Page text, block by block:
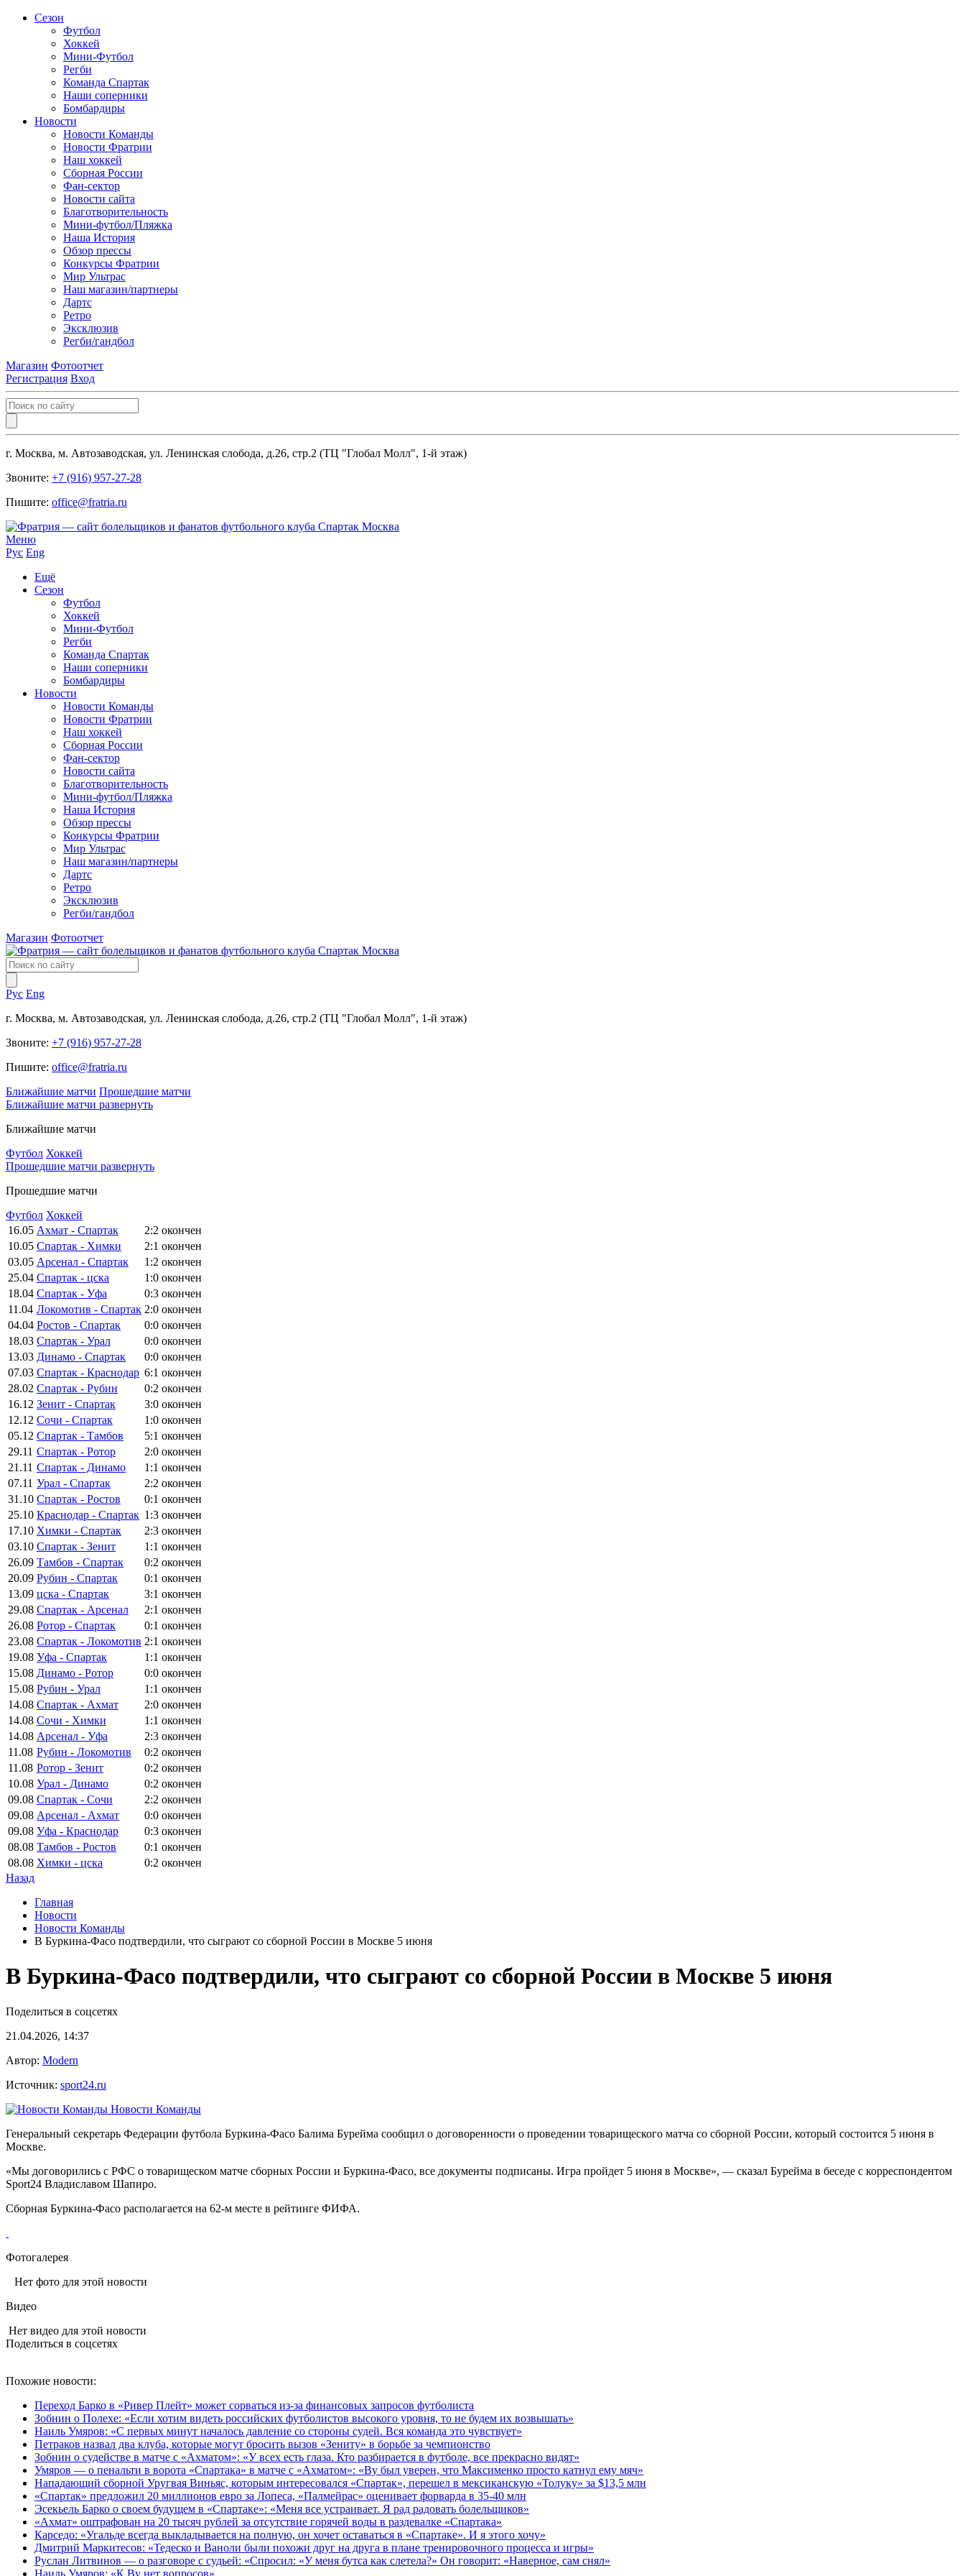
Сезон
Футбол
Хоккей
Мини-Футбол
Регби
Команда Спартак
Наши соперники
Бомбардиры
Новости
Новости Команды
Новости Фратрии
Наш хоккей
Сборная России
Фан-cектор
Новости сайта
Благотворительность
Мини-футбол/Пляжка
Наша История
Обзор прессы
Конкурсы Фратрии
Мир Ультрас
Наш магазин/партнеры
Дартс
Ретро
Эксклюзив
Регби/гандбол
Магазин Фотоотчет
Регистрация Вход
г. Москва, м. Автозаводская, ул. Ленинская слобода, д.26, стр.2 (ТЦ "Глобал Молл", 1-й этаж)
Звоните: +7 (916) 957-27-28
Пишите: office@fratria.ru
Меню
Рус Eng
Ещё
Сезон
Футбол
Хоккей
Мини-Футбол
Регби
Команда Спартак
Наши соперники
Бомбардиры
Новости
Новости Команды
Новости Фратрии
Наш хоккей
Сборная России
Фан-cектор
Новости сайта
Благотворительность
Мини-футбол/Пляжка
Наша История
Обзор прессы
Конкурсы Фратрии
Мир Ультрас
Наш магазин/партнеры
Дартс
Ретро
Эксклюзив
Регби/гандбол
Магазин Фотоотчет
Рус Eng
г. Москва, м. Автозаводская, ул. Ленинская слобода, д.26, стр.2 (ТЦ "Глобал Молл", 1-й этаж)
Звоните: +7 (916) 957-27-28
Пишите: office@fratria.ru
Ближайшие матчи Прошедшие матчи
Ближайшие матчи развернуть
Ближайшие матчи
Футбол Хоккей
Прошедшие матчи развернуть
Прошедшие матчи
Футбол Хоккей
16.05 Ахмат - Спартак 2:2 окончен
10.05 Спартак - Химки 2:1 окончен
03.05 Арсенал - Спартак 1:2 окончен
25.04 Спартак - цска 1:0 окончен
18.04 Спартак - Уфа 0:3 окончен
11.04 Локомотив - Спартак 2:0 окончен
04.04 Ростов - Спартак 0:0 окончен
18.03 Спартак - Урал 0:0 окончен
13.03 Динамо - Спартак 0:0 окончен
07.03 Спартак - Краснодар 6:1 окончен
28.02 Спартак - Рубин 0:2 окончен
16.12 Зенит - Спартак 3:0 окончен
12.12 Сочи - Спартак 1:0 окончен
05.12 Спартак - Тамбов 5:1 окончен
29.11 Спартак - Ротор 2:0 окончен
21.11 Спартак - Динамо 1:1 окончен
07.11 Урал - Спартак 2:2 окончен
31.10 Спартак - Ростов 0:1 окончен
25.10 Краснодар - Спартак 1:3 окончен
17.10 Химки - Спартак 2:3 окончен
03.10 Спартак - Зенит 1:1 окончен
26.09 Тамбов - Спартак 0:2 окончен
20.09 Рубин - Спартак 0:1 окончен
13.09 цска - Спартак 3:1 окончен
29.08 Спартак - Арсенал 2:1 окончен
26.08 Ротор - Спартак 0:1 окончен
23.08 Спартак - Локомотив 2:1 окончен
19.08 Уфа - Спартак 1:1 окончен
15.08 Динамо - Ротор 0:0 окончен
15.08 Рубин - Урал 1:1 окончен
14.08 Спартак - Ахмат 2:0 окончен
14.08 Сочи - Химки 1:1 окончен
14.08 Арсенал - Уфа 2:3 окончен
11.08 Рубин - Локомотив 0:2 окончен
11.08 Ротор - Зенит 0:2 окончен
10.08 Урал - Динамо 0:2 окончен
09.08 Спартак - Сочи 2:2 окончен
09.08 Арсенал - Ахмат 0:0 окончен
09.08 Уфа - Краснодар 0:3 окончен
08.08 Тамбов - Ростов 0:1 окончен
08.08 Химки - цска 0:2 окончен
Назад
Главная
Новости
Новости Команды
В Буркина-Фасо подтвердили, что сыграют со сборной России в Москве 5 июня
В Буркина-Фасо подтвердили, что сыграют со сборной России в Москве 5 июня
Поделиться в соцсетях
21.04.2026, 14:37
Автор: Modern
Источник: sport24.ru
Новости Команды
Генеральный секретарь Федерации футбола Буркина-Фасо Балима Бурейма сообщил о договоренности о проведении товарищеского матча со сборной России, который состоится 5 июня в
Москве.
«Мы договорились с РФС о товарищеском матче сборных России и Буркина-Фасо, все документы подписаны. Игра пройдет 5 июня в Москве», — сказал Бурейма в беседе с корреспондентом
Sport24 Владиславом Шапиро.
Сборная Буркина-Фасо располагается на 62-м месте в рейтинге ФИФА.
Фотогалерея
Нет фото для этой новости
Видео
Нет видео для этой новости
Поделиться в соцсетях
Похожие новости:
Переход Барко в «Ривер Плейт» может сорваться из‑за финансовых запросов футболиста
Зобнин о Полехе: «Если хотим видеть российских футболистов высокого уровня, то не будем их возвышать»
Наиль Умяров: «С первых минут началось давление со стороны судей. Вся команда это чувствует»
Петраков назвал два клуба, которые могут бросить вызов «Зениту» в борьбе за чемпионство
Зобнин о судействе в матче с «Ахматом»: «У всех есть глаза. Кто разбирается в футболе, все прекрасно видят»
Умяров — о пенальти в ворота «Спартака» в матче с «Ахматом»: «Ву был уверен, что Максименко просто катнул ему мяч»
Нападающий сборной Уругвая Виньяс, которым интересовался «Спартак», перешел в мексиканскую «Толуку» за $13,5 млн
«Спартак» предложил 20 миллионов евро за Лопеса, «Палмейрас» оценивает форварда в 35-40 млн
Эсекьель Барко о своем будущем в «Спартаке»: «Меня все устраивает. Я рад радовать болельщиков»
«Ахмат» оштрафован на 20 тысяч рублей за отсутствие горячей воды в раздевалке «Спартака»
Карседо: «Угальде всегда выкладывается на полную, он хочет оставаться в «Спартаке». И я этого хочу»
Дмитрий Маркитесов: «Тедеско и Ваноли были похожи друг на друга в плане тренировочного процесса и игры»
Руслан Литвинов — о разговоре с судьей: «Спросил: «У меня бутса как слетела?» Он говорит: «Наверное, сам снял»
Наиль Умяров: «К Ву нет вопросов»